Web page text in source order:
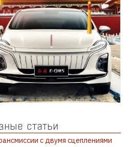
статьи
с двумя сцеплениями